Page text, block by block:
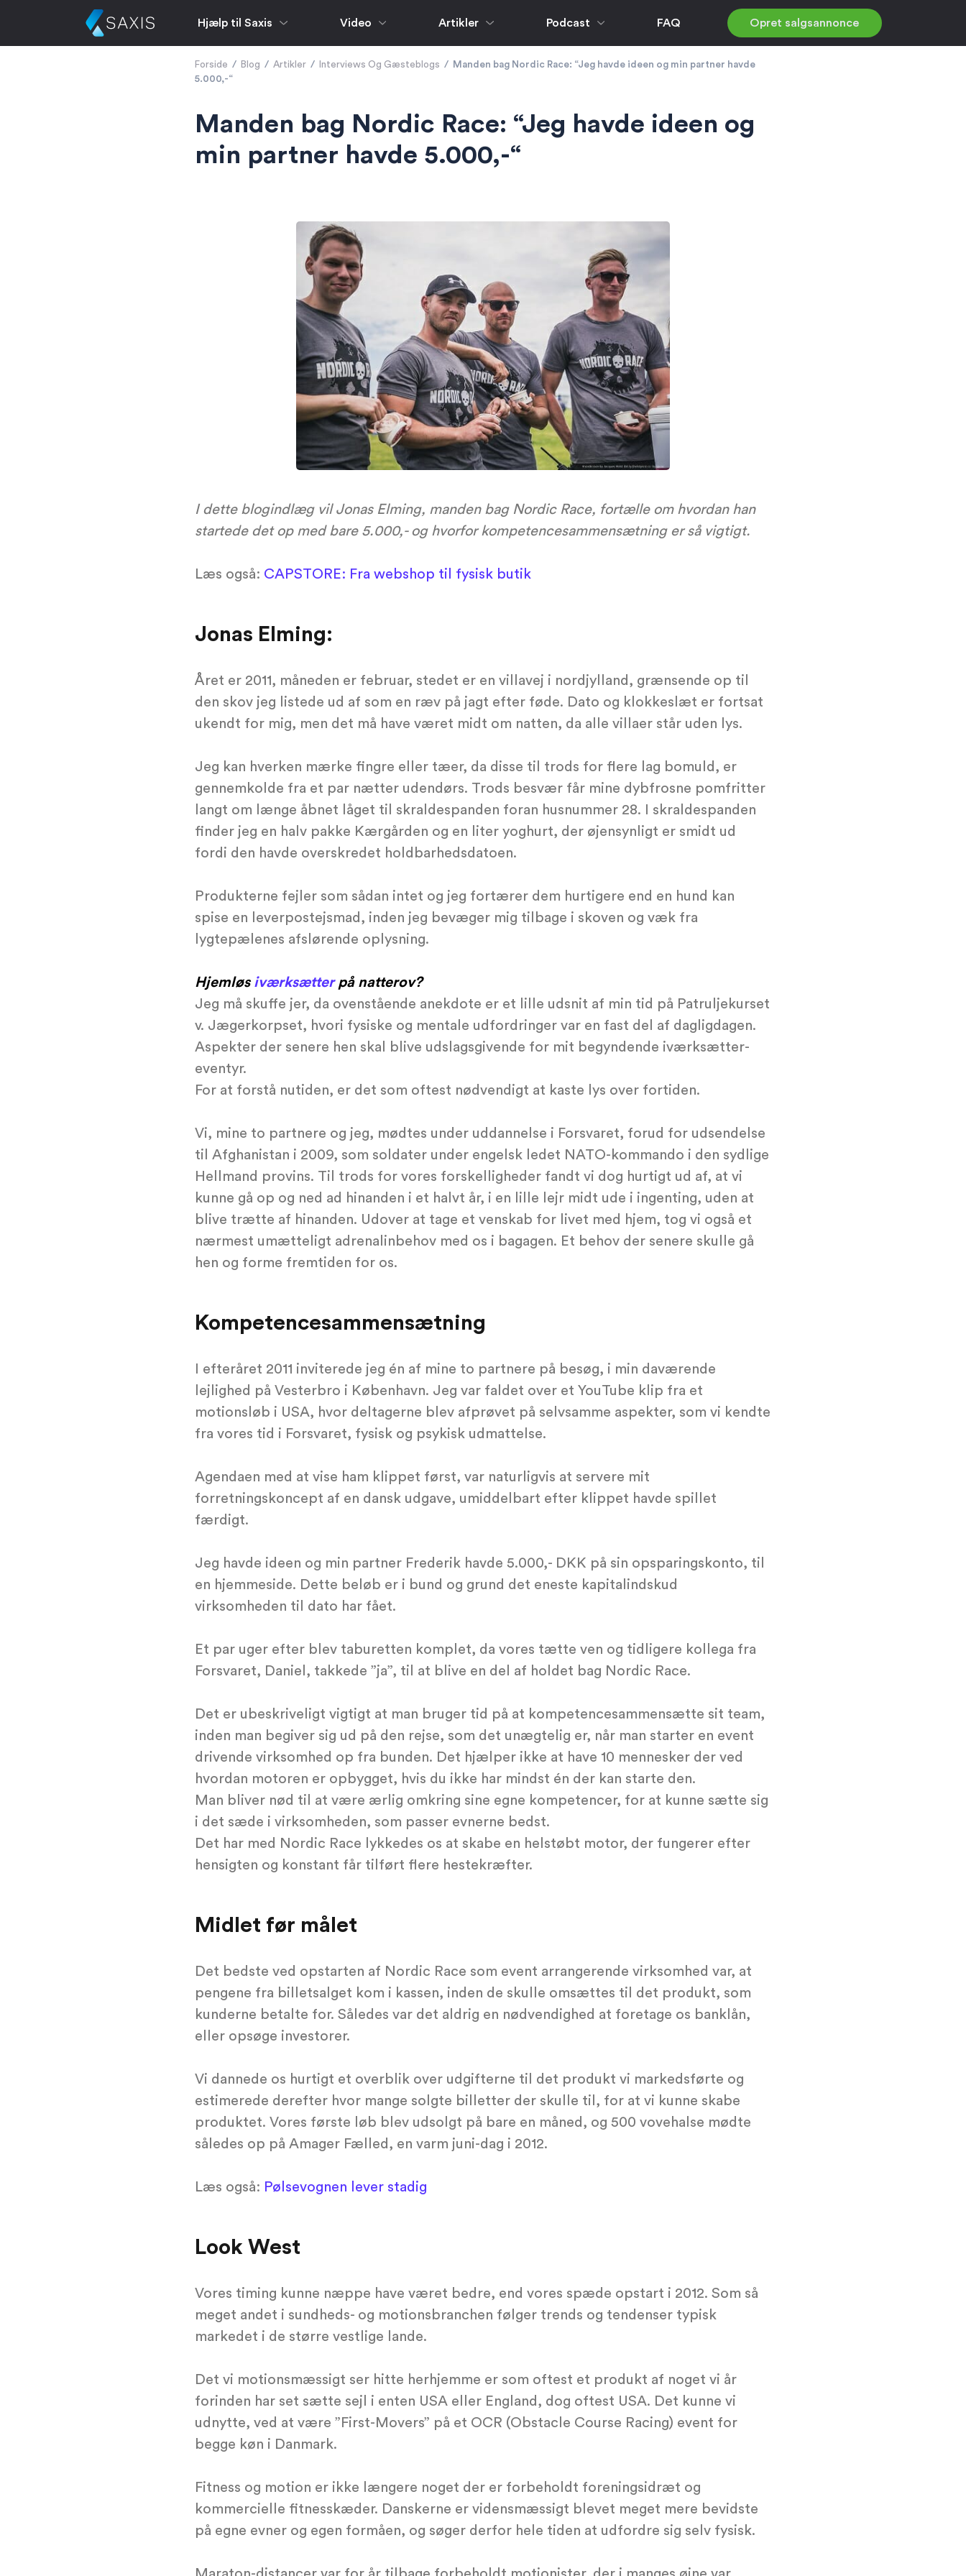
Hjælp til Saxis Video Artikler Podcast FAQ Opret salgsannonce
Forside / Blog / Artikler/ Interviews Og Gæsteblogs / Manden bag Nordic Race: “Jeg havde ideen og min partner havde
5.000,-“
Manden bag Nordic Race: “Jeg havde ideen og
min partner havde 5.000,-“
I dette blogindlæg vil Jonas Elming, manden bag Nordic Race, fortælle om hvordan han
startede det op med bare 5.000,- og hvorfor kompetencesammensætning er så vigtigt.
Læs også: CAPSTORE: Fra webshop til fysisk butik
Jonas Elming:
Året er 2011, måneden er februar, stedet er en villavej i nordjylland, grænsende op til
den skov jeg listede ud af som en ræv på jagt efter føde. Dato og klokkeslæt er fortsat
ukendt for mig, men det må have været midt om natten, da alle villaer står uden lys.
Jeg kan hverken mærke fingre eller tæer, da disse til trods for flere lag bomuld, er
gennemkolde fra et par nætter udendørs. Trods besvær får mine dybfrosne pomfritter
langt om længe åbnet låget til skraldespanden foran husnummer 28. I skraldespanden
finder jeg en halv pakke Kærgården og en liter yoghurt, der øjensynligt er smidt ud
fordi den havde overskredet holdbarhedsdatoen.
Produkterne fejler som sådan intet og jeg fortærer dem hurtigere end en hund kan
spise en leverpostejsmad, inden jeg bevæger mig tilbage i skoven og væk fra
lygtepælenes afslørende oplysning.
Hjemløs iværksætterpå natterov?
Jeg må skuffe jer, da ovenstående anekdote er et lille udsnit af min tid på Patruljekurset
v. Jægerkorpset, hvori fysiske og mentale udfordringer var en fast del af dagligdagen.
Aspekter der senere hen skal blive udslagsgivende for mit begyndende iværksætter-
eventyr.
For at forstå nutiden, er det som oftest nødvendigt at kaste lys over fortiden.
Vi, mine to partnere og jeg, mødtes under uddannelse i Forsvaret, forud for udsendelse
til Afghanistan i 2009, som soldater under engelsk ledet NATO-kommando i den sydlige
Hellmand provins. Til trods for vores forskelligheder fandt vi dog hurtigt ud af, at vi
kunne gå op og ned ad hinanden i et halvt år, i en lille lejr midt ude i ingenting, uden at
blive trætte af hinanden. Udover at tage et venskab for livet med hjem, tog vi også et
nærmest umætteligt adrenalinbehov med os i bagagen. Et behov der senere skulle gå
hen og forme fremtiden for os.
Kompetencesammensætning
I efteråret 2011 inviterede jeg én af mine to partnere på besøg, i min daværende
lejlighed på Vesterbro i København. Jeg var faldet over et YouTube klip fra et
motionsløb i USA, hvor deltagerne blev afprøvet på selvsamme aspekter, som vi kendte
fra vores tid i Forsvaret, fysisk og psykisk udmattelse.
Agendaen med at vise ham klippet først, var naturligvis at servere mit
forretningskoncept af en dansk udgave, umiddelbart efter klippet havde spillet
færdigt.
Jeg havde ideen og min partner Frederik havde 5.000,- DKK på sin opsparingskonto, til
en hjemmeside. Dette beløb er i bund og grund det eneste kapitalindskud
virksomheden til dato har fået.
Et par uger efter blev taburetten komplet, da vores tætte ven og tidligere kollega fra
Forsvaret, Daniel, takkede ”ja”, til at blive en del af holdet bag Nordic Race.
Det er ubeskriveligt vigtigt at man bruger tid på at kompetencesammensætte sit team,
inden man begiver sig ud på den rejse, som det unægtelig er, når man starter en event
drivende virksomhed op fra bunden. Det hjælper ikke at have 10 mennesker der ved
hvordan motoren er opbygget, hvis du ikke har mindst én der kan starte den.
Man bliver nød til at være ærlig omkring sine egne kompetencer, for at kunne sætte sig
i det sæde i virksomheden, som passer evnerne bedst.
Det har med Nordic Race lykkedes os at skabe en helstøbt motor, der fungerer efter
hensigten og konstant får tilført flere hestekræfter.
Midlet før målet
Det bedste ved opstarten af Nordic Race som event arrangerende virksomhed var, at
pengene fra billetsalget kom i kassen, inden de skulle omsættes til det produkt, som
kunderne betalte for. Således var det aldrig en nødvendighed at foretage os banklån,
eller opsøge investorer.
Vi dannede os hurtigt et overblik over udgifterne til det produkt vi markedsførte og
estimerede derefter hvor mange solgte billetter der skulle til, for at vi kunne skabe
produktet. Vores første løb blev udsolgt på bare en måned, og 500 vovehalse mødte
således op på Amager Fælled, en varm juni-dag i 2012.
Læs også: Pølsevognen lever stadig
Look West
Vores timing kunne næppe have været bedre, end vores spæde opstart i 2012. Som så
meget andet i sundheds- og motionsbranchen følger trends og tendenser typisk
markedet i de større vestlige lande.
Det vi motionsmæssigt ser hitte herhjemme er som oftest et produkt af noget vi år
forinden har set sætte sejl i enten USA eller England, dog oftest USA. Det kunne vi
udnytte, ved at være ”First-Movers” på et OCR (Obstacle Course Racing) event for
begge køn i Danmark.
Fitness og motion er ikke længere noget der er forbeholdt foreningsidræt og
kommercielle fitnesskæder. Danskerne er vidensmæssigt blevet meget mere bevidste
på egne evner og egen formåen, og søger derfor hele tiden at udfordre sig selv fysisk.